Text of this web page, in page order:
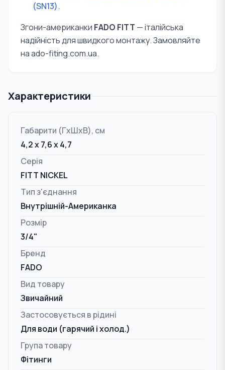
(SN13).
Згони-американки FADO FITT — італійська
надійність для швидкого монтажу. Замовляйте
на ado-fiting.com.ua.
Характеристики
Габарити (ГxШxВ), см
4,2 x 7,6 x 4,7
Серія
FITT NICKEL
Тип з'єднання
Внутрішній-Американка
Розмір
3/4"
Бренд
FADO
Вид товару
Звичайний
Застосовується в рідині
Для води (гарячий і холод.)
Група товару
Фітинги